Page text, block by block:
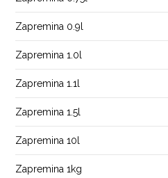
Zapremina 0.9l
Zapremina 1.0l
Zapremina 1.1l
Zapremina 1.5l
Zapremina 10l
Zapremina 1kg